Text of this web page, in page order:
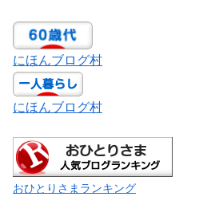
にほんブログ村
にほんブログ村
おひとりさまランキング